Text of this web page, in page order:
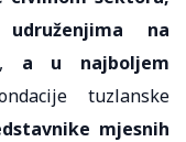
na
, a u najboljem
tuzlanske
mjesnih